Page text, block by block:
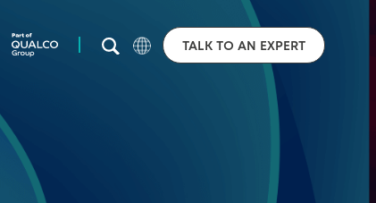
TALK TO AN EXPERT